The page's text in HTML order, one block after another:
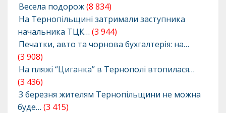
Весела подорож(8 834)
На Тернопільщині затримали заступника
начальника ТЦК… (3 944)
Печатки, авто та чорнова бухгалтерія: на…
(3 908)
На пляжі “Циганка” в Тернополі втопилася…
(3 436)
З березня жителям Тернопільщини не можна
буде… (3 415)